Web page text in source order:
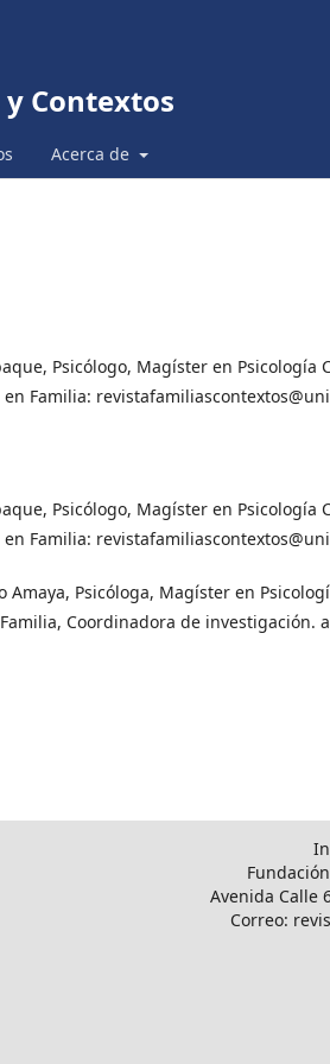
Contextos
Acerca de
Psicólogo, Magíster en
Familia:
Psicólogo, Magíster en
Familia:
Amaya, Psicóloga, Magíster en
Coordinadora de investigación.
Avenida Calle
Correo: